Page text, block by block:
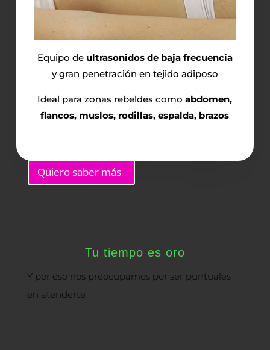
Equipo de ultrasonidos de baja frecuencia
y gran penetración en tejido adiposo
Ideal para zonas rebeldes comoabdomen,
flancos, muslos, rodillas, espalda, brazos
Quiero saber más
Tu tiempo es oro
Y por éso nos preocupamos por ser puntuales
en atenderte